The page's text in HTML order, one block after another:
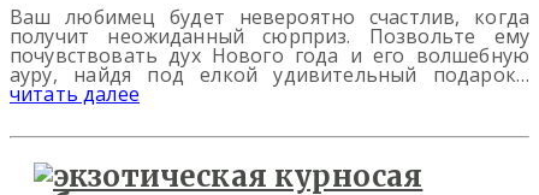
Ваш любимец будет невероятно счастлив, когда
получит неожиданный сюрприз. Позвольте ему
почувствовать дух Нового года и его волшебную
ауру, найдя под елкой удивительный подарок…
читать далее